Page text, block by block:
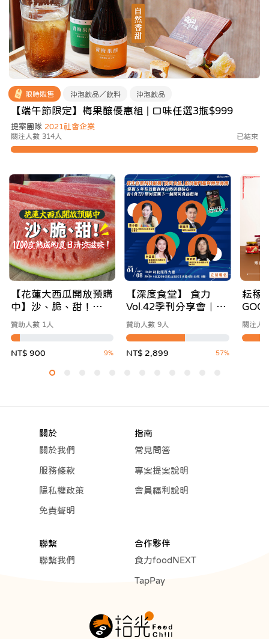
限時販售 沖泡飲品／飲料 沖泡飲品
【端午節限定】梅果釀優惠組 | 口味任選3瓶$999
提案團隊 2021社會企業
關注人數 314人 已結束
【花蓮大西瓜開放預購
中】沙、脆、甜！
1200度熟成的夏日清
涼滋味
贊助人數 1人
9%
NT$ 900
【深度食堂】 食力
Vol.42季刊分享會｜重
新定義防災食品，讓
「備災」成為「日常」
打造你的安心飲食提
案！
贊助人數 9人
57%
NT$ 2,899
耘稼
土地
溫度
關注人
關於
關於我們
服務條款
隱私權政策
免責聲明
指南
常見問答
專案提案說明
會員福利說明
聯繫
聯繫我們
合作夥伴
食力foodNEXT
TapPay